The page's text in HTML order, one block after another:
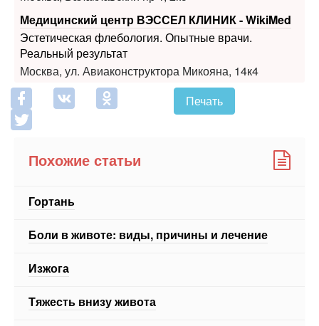
Медицинский центр ВЭССЕЛ КЛИНИК - WikiMed
Эстетическая флебология. Опытные врачи.
Реальный результат
Москва, ул. Авиаконструктора Микояна, 14к4
Печать
Похожие статьи
Гортань
Боли в животе: виды, причины и лечение
Изжога
Тяжесть внизу живота